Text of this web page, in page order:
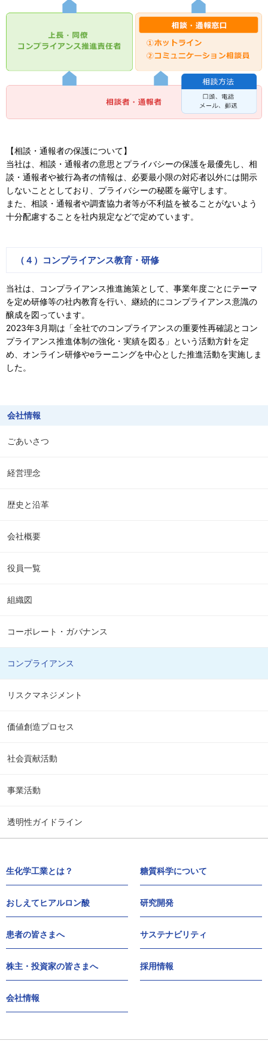
会社情報
ごあいさつ
経営理念
歴史と沿革
会社概要
役員一覧
組織図
コーポレート・ガバナンス
コンプライアンス
リスクマネジメント
価値創造プロセス
社会貢献活動
事業活動
透明性ガイドライン
【相談・通報者の保護について】
当社は、相談・通報者の意思とプライバシーの保護を最優先し、相
談・通報者や被行為者の情報は、必要最小限の対応者以外には開示
しないこととしており、プライバシーの秘匿を厳守します。
また、相談・通報者や調査協力者等が不利益を被ることがないよう
十分配慮することを社内規定などで定めています。
（４）コンプライアンス教育・研修
当社は、コンプライアンス推進施策として、事業年度ごとにテーマ
を定め研修等の社内教育を行い、継続的にコンプライアンス意識の
醸成を図っています。
2023年3月期は「全社でのコンプライアンスの重要性再確認とコン
プライアンス推進体制の強化・実績を図る」という活動方針を定
め、オンライン研修やeラーニングを中心とした推進活動を実施しま
した。
生化学工業とは？ 糖質科学について
おしえてヒアルロン酸 研究開発
患者の皆さまへ サステナビリティ
株主・投資家の皆さまへ 採用情報
会社情報